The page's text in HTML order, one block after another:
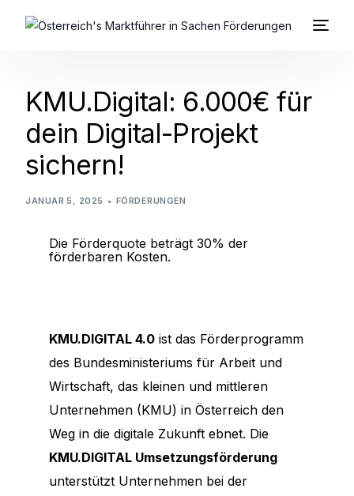
KMU.Digital: 6.000€ für
dein Digital-Projekt
sichern!
JANUAR 5, 2025 FÖRDERUNGEN
Die Förderquote beträgt 30% der
förderbaren Kosten.
KMU.DIGITAL 4.0ist das Förderprogramm
des Bundesministeriums für Arbeit und
Wirtschaft, das kleinen und mittleren
Unternehmen (KMU) in Österreich den
Weg in die digitale Zukunft ebnet. Die
KMU.DIGITAL Umsetzungsförderung
unterstützt Unternehmen bei der